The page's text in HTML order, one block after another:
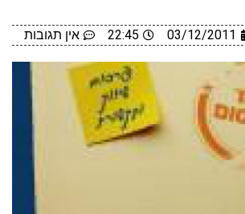
03/12/2011
22:45 אין תגובות